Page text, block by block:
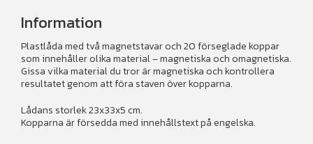
Information
Plastlåda med två magnetstavar och 20 förseglade koppar
som innehåller olika material – magnetiska och omagnetiska.
Gissa vilka material du tror är magnetiska och kontrollera
resultatet genom att föra staven över kopparna.
Lådans storlek 23x33x5 cm.
Kopparna är försedda med innehållstext på engelska.